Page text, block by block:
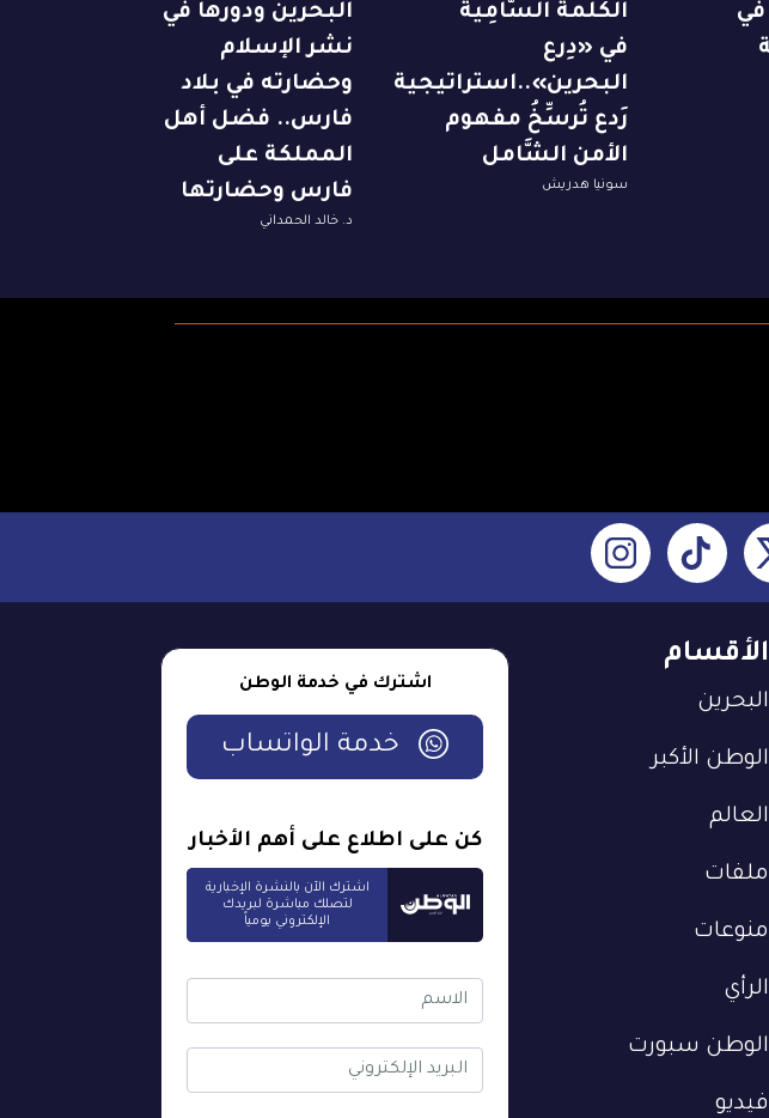
الكلمة السَّامِية
في «دِرع
البحرين»..استراتيجية
رَدع تُرسِّخُ مفهوم
الأمن الشَّامل
سونيا هدريش
البحرين ودورها في
نشر الإسلام
وحضارته في بلاد
فارس.. فضل أهل
المملكة على
فارس وحضارتها
د. خالد الحمداني
الأقسام
البحرين
الوطن الأكبر
العالم
ملفات
منوعات
الرأي
الوطن سبورت
فيديو
اشترك في خدمة الوطن
خدمة الواتساب
كن على اطلاع على أهم الأخبار
اشترك الآن بالنشرة الإخبارية
لتصلك مباشرة لبريدك
الإلكتروني يومياً